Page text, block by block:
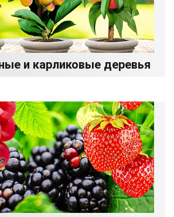
и карликовые деревья